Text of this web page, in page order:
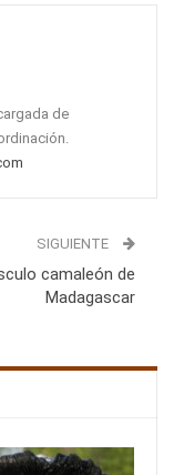
de
SIGUIENTE
camaleón de
Madagascar